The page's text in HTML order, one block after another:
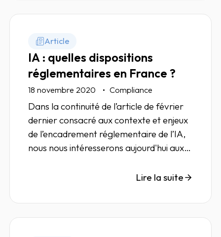
Article
IA : quelles dispositions
réglementaires en France ?
18 novembre 2020 Compliance
Dans la continuité de l’article de février
dernier consacré aux contexte et enjeux
de l’encadrement réglementaire de l’IA,
nous nous intéresserons aujourd'hui aux
application en France actuellement.
Lire la suite